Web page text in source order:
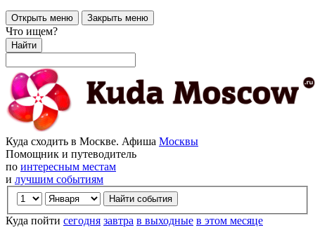
Открыть меню Закрыть меню
Что ищем?
Найти
Куда сходить в Москве. Афиша Москвы
Помощник и путеводитель
по интересным местам
и лучшим событиям
Куда пойти сегодня завтра в выходные в этом месяце